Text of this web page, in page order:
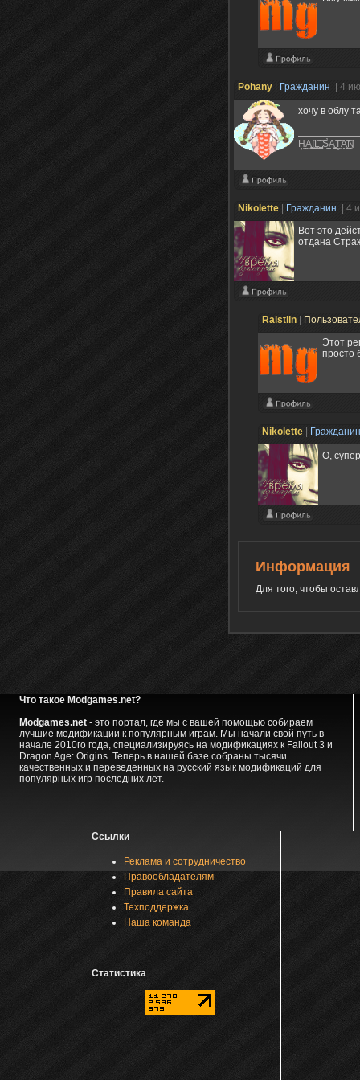
Pohany Гражданин | 4
хочу в облу
Ḥ̜̙̯͇A̼̮͎͚̯͉͜I̪͜͝L͍̪̻͈͞ ̡̞͕͕̻̞ͅS̛̰͇ͅA̺̯͖͔̼͍̘̼T͓̣̤̮͠ͅA̭̝̬̭͜͡͠Ņ
Nikolette Гражданин
| 4
Вот это
отдана
Raistlin
Этот
просто
Nikolette
О,
Информация
Для того, чтобы
Что такое Modgames.net?
Modgames.net- это портал, где мы с вашей помощью собираем
лучшие модификации к популярным играм. Мы начали свой путь в
начале 2010го года, специализируясь на модификациях к Fallout 3 и
Dragon Age: Origins. Теперь в нашей базе собраны тысячи
качественных и переведенных на русский язык модификаций для
популярных игр последних лет.
Ссылки
Реклама и сотрудничество
Правообладателям
Правила сайта
Техподдержка
Наша команда
Статистика